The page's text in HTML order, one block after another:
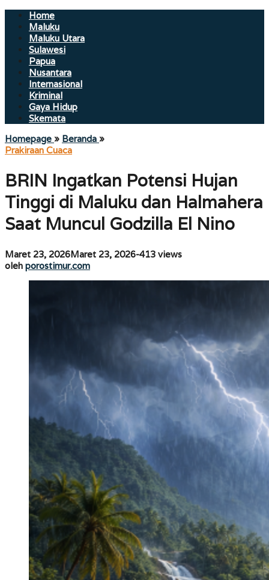
Home
Maluku
Maluku Utara
Sulawesi
Papua
Nusantara
Internasional
Kriminal
Gaya Hidup
Skemata
Homepage » Beranda »BRIN
Tinggi
di
Maluku
dan
Halmahera
Muncul
Prakiraan Cuaca
BRIN Ingatkan Potensi Hujan
Tinggi di Maluku dan Halmahera
Saat Muncul Godzilla El Nino
Maret 23, 2026Maret 23, 2026oleh
-413 views
oleh porostimur.com